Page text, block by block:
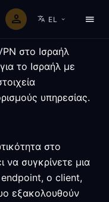
EL
στο Ισραήλ
το Ισραήλ με
υπηρεσίας.
στο
να συγκρίνετε μια
ο client,
εξακολουθούν